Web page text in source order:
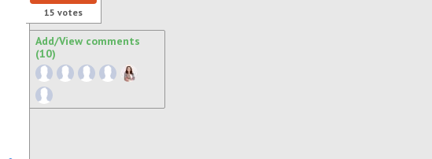
15 votes
Add/View comments
(10)